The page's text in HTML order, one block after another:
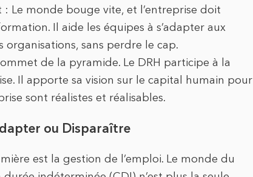
Le monde bouge vite, et l’entreprise doit
Il aide les équipes à s’adapter aux
sans perdre le cap.
de la pyramide. Le DRH participe à la
Il apporte sa vision sur le capital humain pour
sont réalistes et réalisables.
ou Disparaître
est la gestion de l’emploi. Le monde du